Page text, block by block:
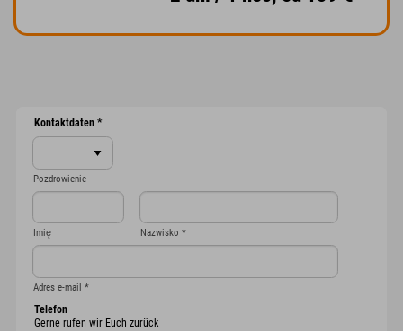
Kontaktdaten *
Pozdrowienie
Imię Nazwisko *
Adres e-mail *
Telefon
Gerne rufen wir Euch zurück